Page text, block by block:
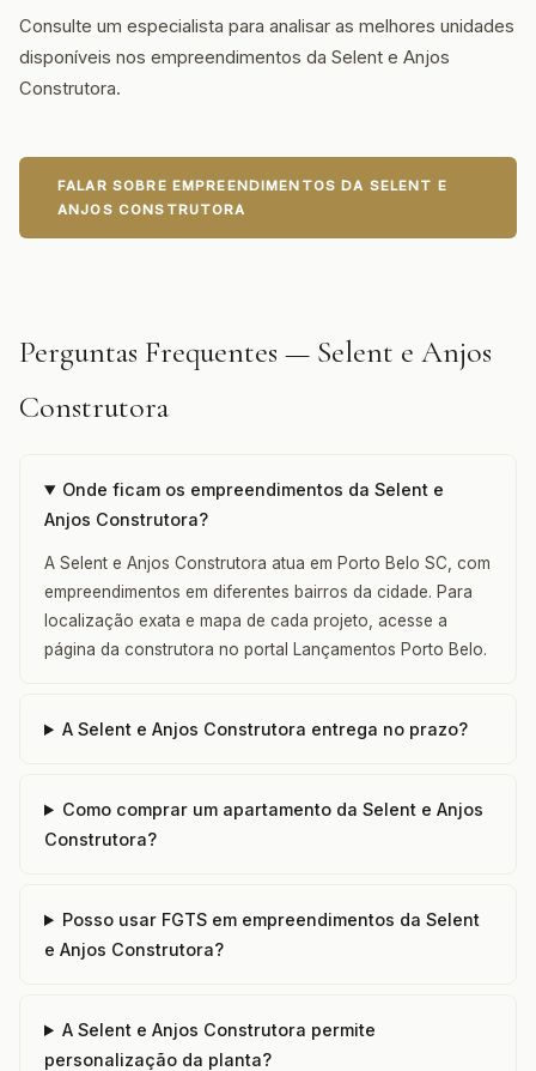
Consulte um especialista para analisar as melhores unidades
disponíveis nos empreendimentos da Selent e Anjos
Construtora.
FALAR SOBRE EMPREENDIMENTOS DA SELENT E
ANJOS CONSTRUTORA
Perguntas Frequentes — Selent e Anjos
Construtora
Onde ficam os empreendimentos da Selent e
Anjos Construtora?
A Selent e Anjos Construtora atua em Porto Belo SC, com
empreendimentos em diferentes bairros da cidade. Para
localização exata e mapa de cada projeto, acesse a
página da construtora no portal Lançamentos Porto Belo.
A Selent e Anjos Construtora entrega no prazo?
Como comprar um apartamento da Selent e Anjos
Construtora?
Posso usar FGTS em empreendimentos da Selent
e Anjos Construtora?
A Selent e Anjos Construtora permite
personalização da planta?